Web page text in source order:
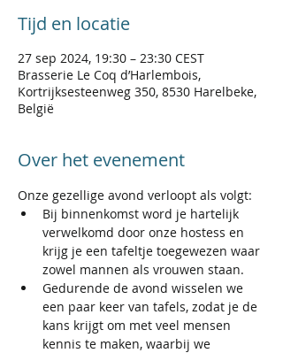
Tijd en locatie
27 sep 2024, 19:30 – 23:30 CEST
Brasserie Le Coq d’Harlembois,
Kortrijksesteenweg 350, 8530 Harelbeke,
België
Over het evenement
Onze gezellige avond verloopt als volgt:
Bij binnenkomst word je hartelijk
verwelkomd door onze hostess en
krijg je een tafeltje toegewezen waar
zowel mannen als vrouwen staan.
Gedurende de avond wisselen we
een paar keer van tafels, zodat je de
kans krijgt om met veel mensen
kennis te maken, waarbij we